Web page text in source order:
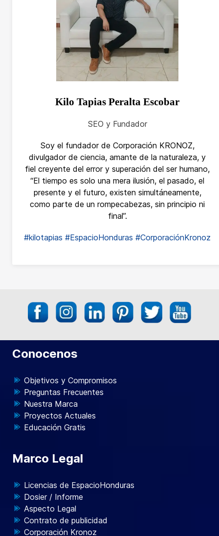
Kilo Tapias Peralta Escobar
SEO y Fundador
Soy el fundador de Corporación KRONOZ,
divulgador de ciencia, amante de la naturaleza, y
fiel creyente del error y superación del ser humano,
“El tiempo es solo una mera ilusión, el pasado, el
presente y el futuro, existen simultáneamente,
como parte de un rompecabezas, sin principio ni
final”.
#kilotapias #EspacioHonduras #CorporaciónKronoz
Conocenos
Objetivos y Compromisos
Preguntas Frecuentes
Nuestra Marca
Proyectos Actuales
Educación Gratis
Marco Legal
Licencias de EspacioHonduras
Dosier / Informe
Aspecto Legal
Contrato de publicidad
Corporación Kronoz